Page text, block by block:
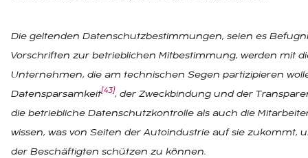
Die geltenden Datenschutzbestimmungen, seien es
Vorschriften zur betrieblichen Mitbestimmung, werden mit
Unternehmen, die am technischen Segen partizipieren
Datensparsamkeit[43], der Zweckbindung und der
die betriebliche Datenschutzkontrolle als auch die
wissen, was von Seiten der Autoindustrie auf sie zukommt,
der Beschäftigten schützen zu können.